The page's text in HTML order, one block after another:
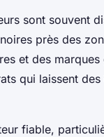
sont souvent
près des
et des
qui laissent
fiable,